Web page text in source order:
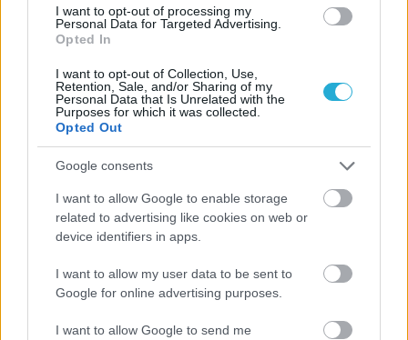
I want to opt-out of processing my
Personal Data for Targeted Advertising.
Opted In
I want to opt-out of Collection, Use,
Retention, Sale, and/or Sharing of my
Personal Data that Is Unrelated with the
Purposes for which it was collected.
Opted Out
Google consents
I want to allow Google to enable storage
related to advertising like cookies on web or
device identifiers in apps.
I want to allow my user data to be sent to
Google for online advertising purposes.
I want to allow Google to send me
ΗΛΙΑΣ ΠΑΠΑΪΩΑΝΝΟΥ
08/03/2026
οι σημαντικότερες νίκες του
Α.Ο. Θήρας